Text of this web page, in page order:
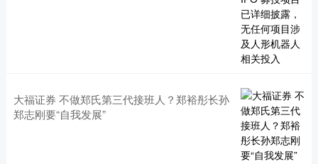
大福证券 不做郑氏第三代接班人？郑裕彤长孙
郑志刚要“自我发展”